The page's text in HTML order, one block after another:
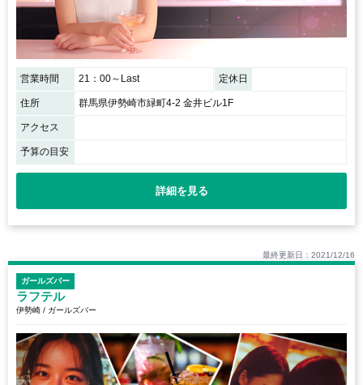
営業時間 21：00～Last 定休日
住所 群馬県伊勢崎市緑町4-2 金井ビル1F
アクセス
予算の目安
詳細を見る
最終更新日：2021/12/16
ガールズバー
ラフテル
伊勢崎 / ガールズバー